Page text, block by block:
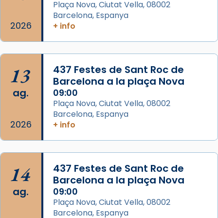
Arquebisbat de Barcelona
2 weeks ago
Aquest dilluns, 27 de juliol, ha tingut lloc la
missa d’acció de gràcies en agraïment al
comitè organitzador de la visita apostòlica
del Sant Pare Lleó XIV a Barcelona, i als
col·laboradors, a la Catedral de Barcelona.
L’arquebisbe de Barcelona, el cardenal Joan
📸 Dr. G. Simón
Photo
View on Facebook · Share
2026
Plaça Nova, Ciutat Vella, 08002
Barcelona, Espanya
+ info
13
ag.
2026
437 Festes de Sant Roc de
Barcelona a la plaça Nova
09:00
Plaça Nova, Ciutat Vella, 08002
Barcelona, Espanya
+ info
14
ag.
437 Festes de Sant Roc de
Barcelona a la plaça Nova
09:00
Plaça Nova, Ciutat Vella, 08002
Barcelona, Espanya